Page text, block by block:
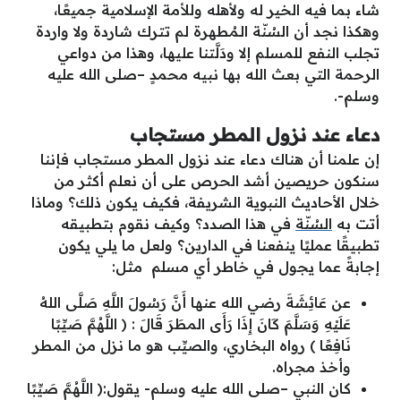
شاء بما فيه الخير له ولأهله وللأمة الإسلامية جميعًا،
وهكذا نجد أن السُنّة الـمُطهرة لم تترك شاردة ولا واردة
تجلب النفع للمسلم إلا ودَلَّتنا عليها، وهذا من دواعي
الرحمة التي بعث الله بها نبيه محمدٍ –صلى الله عليه
وسلم-.
دعاء عند نزول المطر مستجاب
إن علمنا أن هناك دعاء عند نزول المطر مستجاب فإننا
سنكون حريصين أشد الحرص على أن نعلم أكثر من
خلال الأحاديث النبوية الشريفة، فكيف يكون ذلك؟ وماذا
أتت به السُنّة في هذا الصدد؟ وكيف نقوم بتطبيقه
تطبيقًا عمليًا ينفعنا في الدارين؟ ولعل ما يلي يكون
إجابةً عما يجول في خاطر أي مسلم مثل:
عن عَائِشَةَ رضي الله عنها أَنَّ رَسُولَ اللَّهِ صَلَّى اللهُ
عَلَيْهِ وَسَلَّمَ كَانَ إِذَا رَأَى المطَرَ قَالَ : ( اللَّهُمَّ صَيِّبًا
نَافِعًا ) رواه البخاري، والصيِّب هو ما نزل من المطر
وأخذ مجراه.
كان النبي –صلى الله عليه وسلم- يقول:( اللَّهُمَّ صَيِّبًا